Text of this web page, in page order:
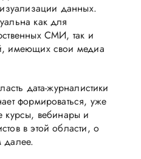
данных.
как для
СМИ, так и
имеющих свои медиа
дата-журналистики
формироваться, уже
курсы, вебинары и
в этой области, о
далее.